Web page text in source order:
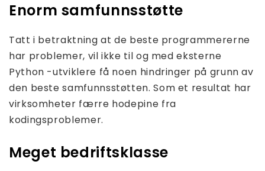
Enorm samfunnsstøtte
Tatt i betraktning at de beste programmererne
har problemer, vil ikke til og med eksterne
Python -utviklere få noen hindringer på grunn av
den beste samfunnsstøtten. Som et resultat har
virksomheter færre hodepine fra
kodingsproblemer.
Meget bedriftsklasse